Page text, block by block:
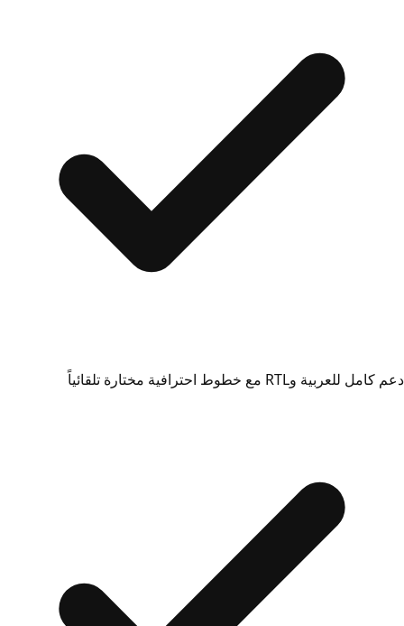
دعم كامل للعربية وRTL مع خطوط احترافية مختارة تلقائياً